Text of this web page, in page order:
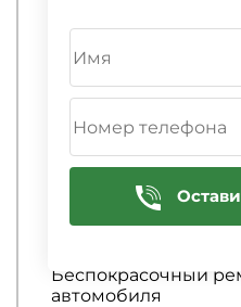
автомобиля
Аргонная сварка
Беспокрасочный
автомобиля